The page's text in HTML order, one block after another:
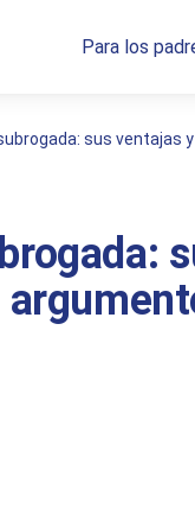
Para los
sus ventajas